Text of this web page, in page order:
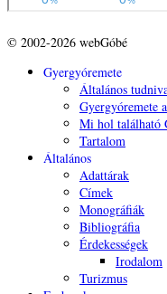
© 2002-2026 webGóbé
Gyergyóremete
Általános
Gyergyóremete
Mi hol található
Tartalom
Általános
Adattárak
Címek
Monográfiák
Bibliográfia
Érdekességek
Irodalom
Turizmus